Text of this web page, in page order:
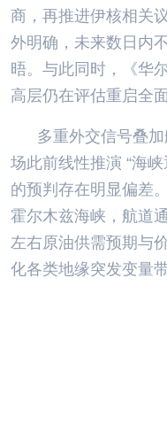
商，再推进伊核相关
外明确，未来数日内
晤。与此同时，《华
高层仍在评估重启全
多重外交信号叠
场此前线性推演 “海
的预判存在明显偏差
霍尔木兹海峡，航道
左右原油供需预期与
化各类地缘突发变量